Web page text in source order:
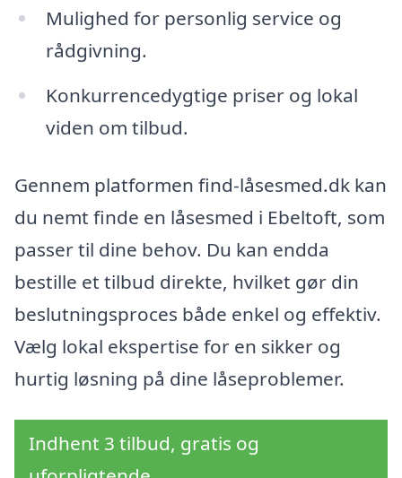
Mulighed for personlig service og
rådgivning.
Konkurrencedygtige priser og lokal
viden om tilbud.
Gennem platformen find-låsesmed.dk kan
du nemt finde en låsesmed i Ebeltoft, som
passer til dine behov. Du kan endda
bestille et tilbud direkte, hvilket gør din
beslutningsproces både enkel og effektiv.
Vælg lokal ekspertise for en sikker og
hurtig løsning på dine låseproblemer.
Indhent 3 tilbud, gratis og